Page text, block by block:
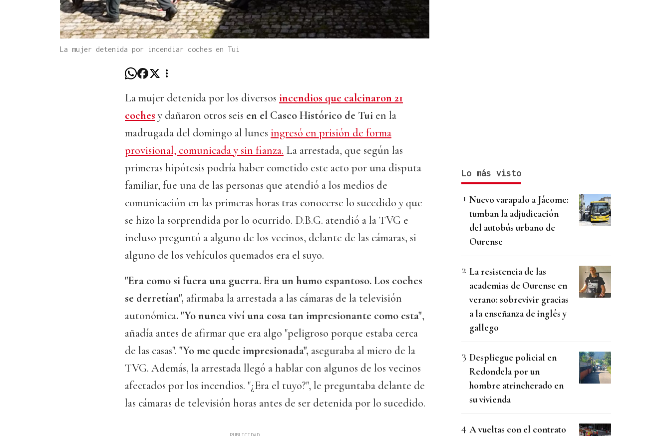
La mujer detenida por incendiar coches en Tui
La mujer detenida por los diversos incendios que calcinaron 21
coches y dañaron otros seis en el Casco Histórico de Tui en la
madrugada del domingo al lunes ingresó en prisión de forma
provisional, comunicada y sin fianza. La arrestada, que según las
primeras hipótesis podría haber cometido este acto por una disputa
familiar, fue una de las personas que atendió a los medios de
comunicación en las primeras horas tras conocerse lo sucedido y que
se hizo la sorprendida por lo ocurrido. D.B.G. atendió a la TVG e
incluso preguntó a alguno de los vecinos, delante de las cámaras, si
alguno de los vehículos quemados era el suyo.
"Era como si fuera una guerra. Era un humo espantoso. Los coches
se derretían", afirmaba la arrestada a las cámaras de la televisión
autonómica. "Yo nunca viví una cosa tan impresionante como esta",
añadía antes de afirmar que era algo "peligroso porque estaba cerca
de las casas". "Yo me quede impresionada", aseguraba al micro de la
TVG. Además, la arrestada llegó a hablar con algunos de los vecinos
afectados por los incendios. "¿Era el tuyo?", le preguntaba delante de
las cámaras de televisión horas antes de ser detenida por lo sucedido.
Lo más visto
Nuevo varapalo a Jácome:
tumban la adjudicación
del autobús urbano de
Ourense
La resistencia de las
academias de Ourense en
verano: sobrevivir gracias
a la enseñanza de inglés y
gallego
Despliegue policial en
Redondela por un
hombre atrincherado en
su vivienda
A vueltas con el contrato